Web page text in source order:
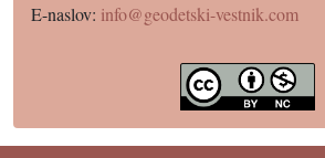
E-naslov: info@geodetski-vestnik.com